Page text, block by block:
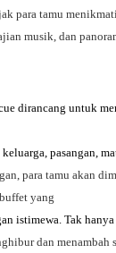
para tamu
musik, dan
dirancang untuk
pasangan,
para tamu akan
yang
istimewa. Tak
dan menambah